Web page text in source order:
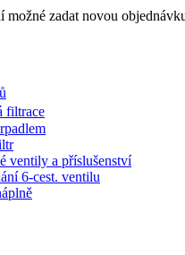
možné zadat novou
filtrace
ventily a příslušenství
6-cest. ventilu